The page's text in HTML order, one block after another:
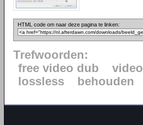
HTML code om naar deze pagina te linken:
Trefwoorden:
free video dub
video
lossless
behouden